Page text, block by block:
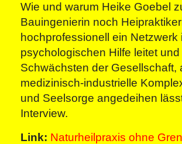
Wie und warum Heike Goebel
Bauingenierin noch
hochprofessionell ein
psychologischen Hilfe leitet
Schwächsten der Gesellschaft,
medizinisch-industrielle
und Seelsorge angedeihen
Interview.
Link: Naturheilpraxis ohne